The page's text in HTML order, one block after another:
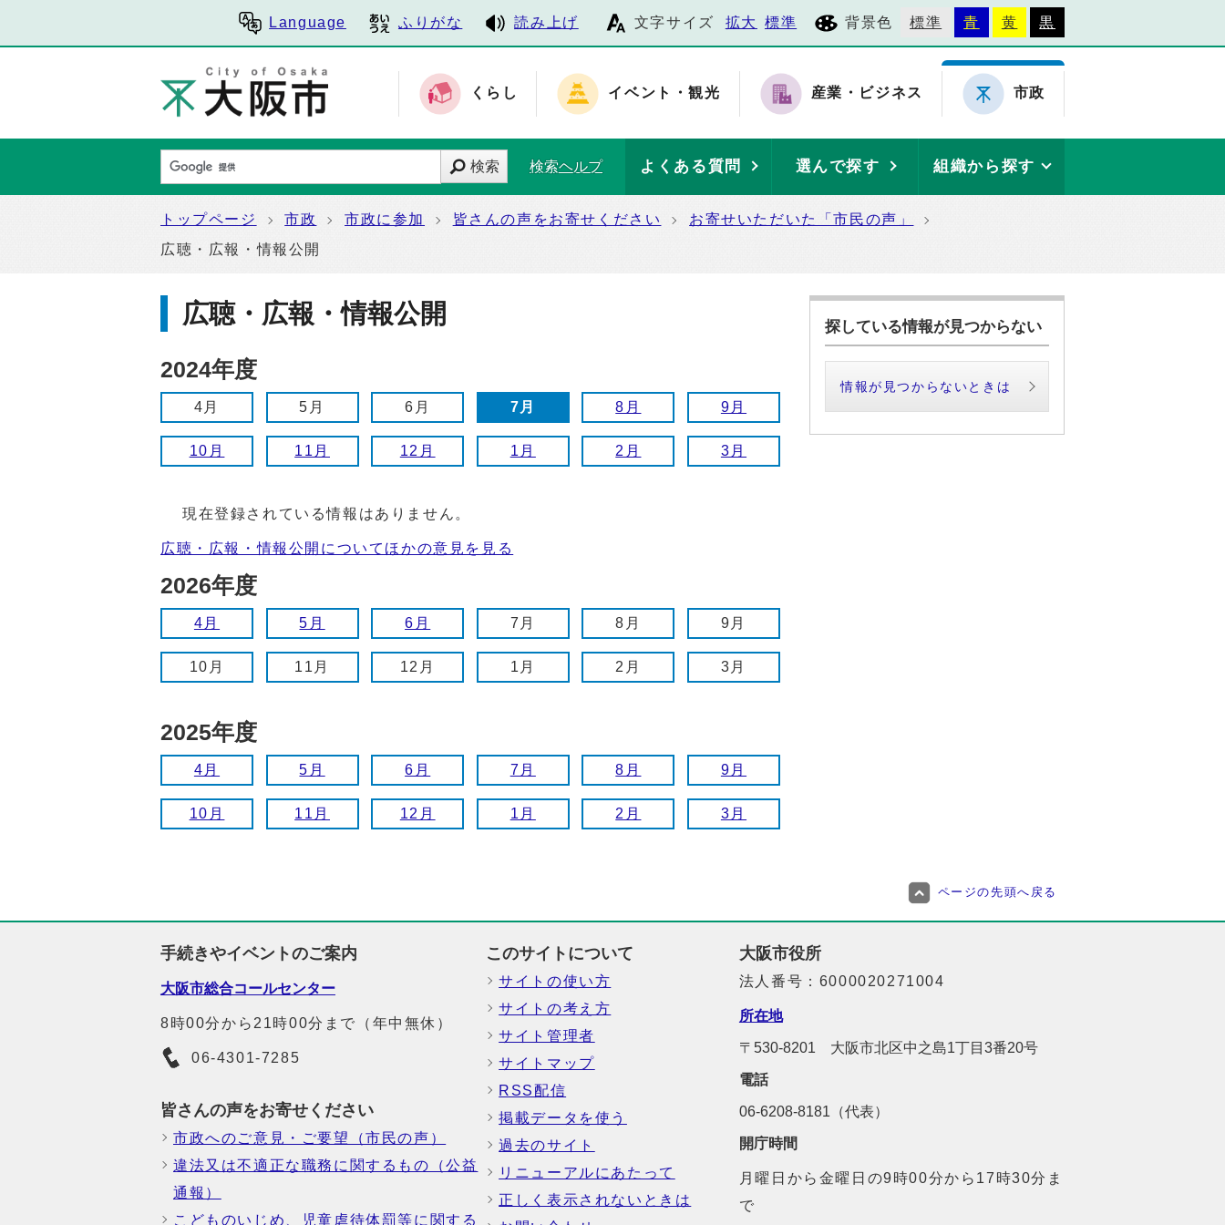
Language ふりがな 読み上げ 文字サイズ 拡大 標準 背景色 標準 青 黄 黒
くらし イベント・観光 産業・ビジネス 市政
検索 検索ヘルプ よくある質問 選んで探す 組織から探す
トップページ 市政 市政に参加 皆さんの声をお寄せください
お寄せいただいた「市民の声」
広聴・広報・情報公開
広聴・広報・情報公開
2024年度
4月 5月 6月 7月 8月 9月
10月 11月 12月 1月 2月 3月
現在登録されている情報はありません。
広聴・広報・情報公開についてほかの意見を見る
2026年度
4月 5月 6月 7月 8月 9月
10月 11月 12月 1月 2月 3月
2025年度
4月 5月 6月 7月 8月 9月
10月 11月 12月 1月 2月 3月
探している情報が見つからない
情報が見つからないときは
ページの先頭へ戻る
手続きやイベントのご案内
大阪市総合コールセンター
8時00分から21時00分まで（年中無休）
06-4301-7285
皆さんの声をお寄せください
市政へのご意見・ご要望（市民の声）
違法又は不適正な職務に関するもの（公益
通報）
こどものいじめ、児童虐待体罰等に関する
このサイトについて
サイトの使い方
サイトの考え方
サイト管理者
サイトマップ
RSS配信
掲載データを使う
過去のサイト
リニューアルにあたって
正しく表示されないときは
大阪市役所
法人番号：6000020271004
所在地
〒530-8201 大阪市北区中之島1丁目3番20号
電話
06-6208-8181（代表）
開庁時間
月曜日から金曜日の9時00分から17時30分ま
で